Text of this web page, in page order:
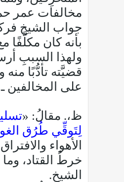
مخالفات عمر
جواب الشيخ
بأنه كان
ولهذا السببِ
قضيَّته تأدُّبًا
على المخالفين
ظ،. مقالُ: «
لِتَوقِّي طُرُق
الأهواء
خرطُ القتاد،
الشيخ.